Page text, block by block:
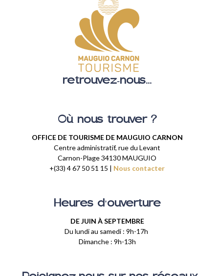
retrouvez-nous...
Où nous trouver ?
OFFICE DE TOURISME DE MAUGUIO CARNON
Centre administratif, rue du Levant
Carnon-Plage 34130 MAUGUIO
+(33) 4 67 50 51 15 | Nous contacter
Heures d'ouverture
DE JUIN À SEPTEMBRE
Du lundi au samedi : 9h-17h
Dimanche : 9h-13h